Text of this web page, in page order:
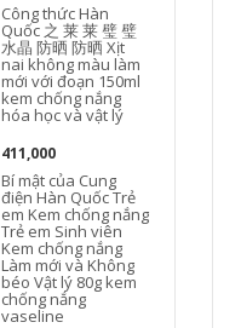
Công thức Hàn
Quốc 之 莱 莱 璧 璧
水晶 防晒 防晒 Xịt
nai không màu làm
mới với đoạn 150ml
kem chống nắng
hóa học và vật lý
411,000
Bí mật của Cung
điện Hàn Quốc Trẻ
em Kem chống nắng
Trẻ em Sinh viên
Kem chống nắng
Làm mới và Không
béo Vật lý 80g kem
chống nắng
vaseline